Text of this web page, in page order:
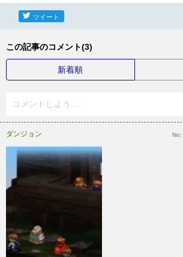
ツイート
この記事のコメント(3)
新着順
コメントしよう...
ダンジョン No: